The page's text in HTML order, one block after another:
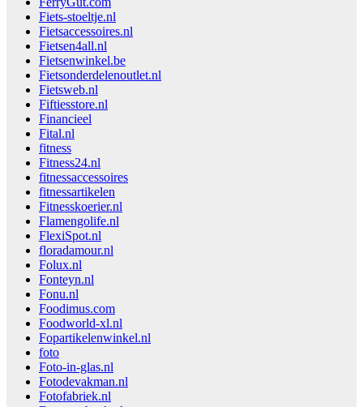
Fiets-stoeltje.nl
Fietsaccessoires.nl
Fietsen4all.nl
Fietsenwinkel.be
Fietsonderdelenoutlet.nl
Fietsweb.nl
Fiftiesstore.nl
Financieel
Fital.nl
fitness
Fitness24.nl
fitnessaccessoires
fitnessartikelen
Fitnesskoerier.nl
Flamengolife.nl
FlexiSpot.nl
floradamour.nl
Folux.nl
Fonteyn.nl
Fonu.nl
Foodimus.com
Foodworld-xl.nl
Fopartikelenwinkel.nl
foto
Foto-in-glas.nl
Fotodevakman.nl
Fotofabriek.nl